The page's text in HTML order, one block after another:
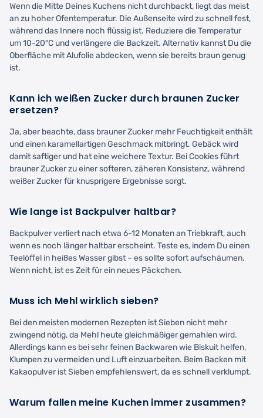
Wenn die Mitte Deines Kuchens nicht durchbackt, liegt das meist
an zu hoher Ofentemperatur. Die Außenseite wird zu schnell fest,
während das Innere noch flüssig ist. Reduziere die Temperatur
um 10-20°C und verlängere die Backzeit. Alternativ kannst Du die
Oberfläche mit Alufolie abdecken, wenn sie bereits braun genug
ist.
Kann ich weißen Zucker durch braunen Zucker
ersetzen?
Ja, aber beachte, dass brauner Zucker mehr Feuchtigkeit enthält
und einen karamellartigen Geschmack mitbringt. Gebäck wird
damit saftiger und hat eine weichere Textur. Bei Cookies führt
brauner Zucker zu einer softeren, zäheren Konsistenz, während
weißer Zucker für knusprigere Ergebnisse sorgt.
Wie lange ist Backpulver haltbar?
Backpulver verliert nach etwa 6-12 Monaten an Triebkraft, auch
wenn es noch länger haltbar erscheint. Teste es, indem Du einen
Teelöffel in heißes Wasser gibst – es sollte sofort aufschäumen.
Wenn nicht, ist es Zeit für ein neues Päckchen.
Muss ich Mehl wirklich sieben?
Bei den meisten modernen Rezepten ist Sieben nicht mehr
zwingend nötig, da Mehl heute gleichmäßiger gemahlen wird.
Allerdings kann es bei sehr feinen Backwaren wie Biskuit helfen,
Klumpen zu vermeiden und Luft einzuarbeiten. Beim Backen mit
Kakaopulver ist Sieben empfehlenswert, da es schnell verklumpt.
Warum fallen meine Kuchen immer zusammen?